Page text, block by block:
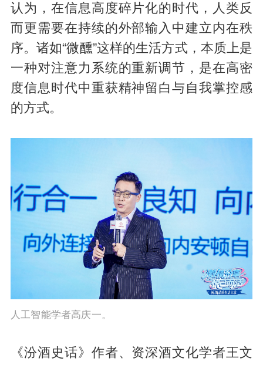
认为，在信息高度碎片化的时代，人类反
而更需要在持续的外部输入中建立内在秩
序。诸如“微醺”这样的生活方式，本质上是
一种对注意力系统的重新调节，是在高密
度信息时代中重获精神留白与自我掌控感
的方式。
人工智能学者高庆一。
《汾酒史话》作者、资深酒文化学者王文